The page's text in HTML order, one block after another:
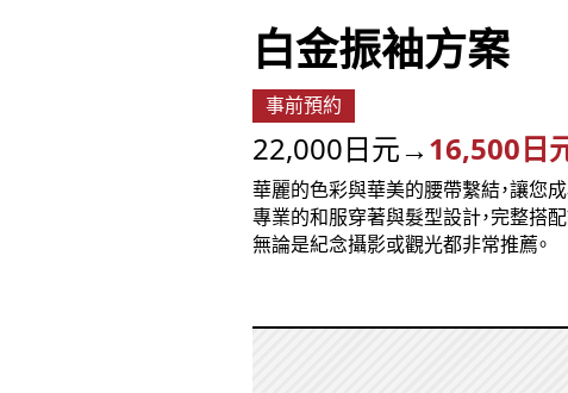
白金振袖方案
事前預約
22,000日元→16,500日
華麗的色彩與華美的腰帶繫結，讓您
專業的和服穿著與髮型設計，完整搭
無論是紀念攝影或觀光都非常推薦。